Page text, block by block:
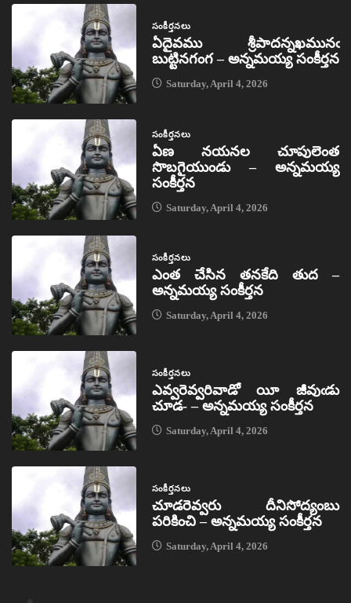
సంకీర్తనలు
ఏదైవము శ్రీపాదన్నఖమునఁ
బుట్టినగంగ – అన్నమయ్య సంకీర్తన
Saturday, April 4, 2026
సంకీర్తనలు
ఏణ నయనల చూపులెంత
సొబగైయుండు – అన్నమయ్య
సంకీర్తన
Saturday, April 4, 2026
సంకీర్తనలు
ఎంత చేసిన తనకేది తుద –
అన్నమయ్య సంకీర్తన
Saturday, April 4, 2026
సంకీర్తనలు
ఎవ్వరెవ్వరివాడో యీ జీవుఁడు
చూడ- – అన్నమయ్య సంకీర్తన
Saturday, April 4, 2026
సంకీర్తనలు
చూడరెవ్వరు దీనిసోద్యంబు
పరికించి – అన్నమయ్య సంకీర్తన
Saturday, April 4, 2026